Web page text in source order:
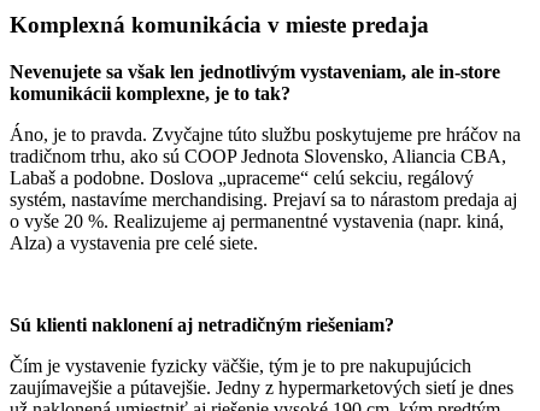
Komplexná komunikácia v mieste predaja
Nevenujete sa však len jednotlivým vystaveniam, ale in-store
komunikácii komplexne, je to tak?
Áno, je to pravda. Zvyčajne túto službu poskytujeme pre hráčov na
tradičnom trhu, ako sú COOP Jednota Slovensko, Aliancia CBA,
Labaš a podobne. Doslova „upraceme“ celú sekciu, regálový
systém, nastavíme merchandising. Prejaví sa to nárastom predaja aj
o vyše 20 %. Realizujeme aj permanentné vystavenia (napr. kiná,
Alza) a vystavenia pre celé siete.
Sú klienti naklonení aj netradičným riešeniam?
Čím je vystavenie fyzicky väčšie, tým je to pre nakupujúcich
zaujímavejšie a pútavejšie. Jedny z hypermarketových sietí je dnes